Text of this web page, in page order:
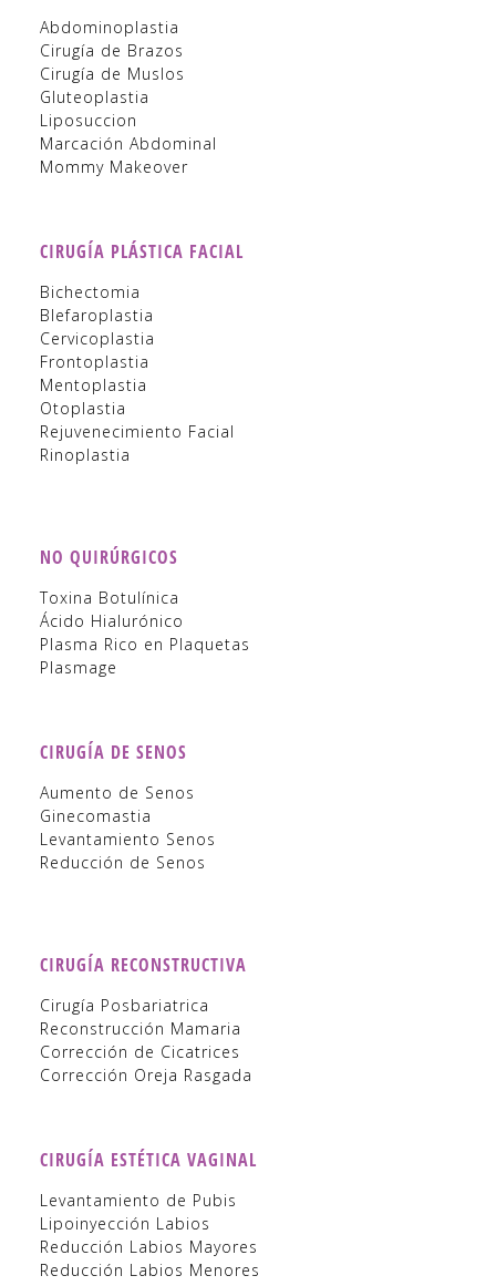
Abdominoplastia
Cirugía de Brazos
Cirugía de Muslos
Gluteoplastia
Liposuccion
Marcación Abdominal
Mommy Makeover
CIRUGÍA PLÁSTICA FACIAL
Bichectomia
Blefaroplastia
Cervicoplastia
Frontoplastia
Mentoplastia
Otoplastia
Rejuvenecimiento Facial
Rinoplastia
NO QUIRÚRGICOS
Toxina Botulínica
Ácido Hialurónico
Plasma Rico en Plaquetas
Plasmage
CIRUGÍA DE SENOS
Aumento de Senos
Ginecomastia
Levantamiento Senos
Reducción de Senos
CIRUGÍA RECONSTRUCTIVA
Cirugía Posbariatrica
Reconstrucción Mamaria
Corrección de Cicatrices
Corrección Oreja Rasgada
CIRUGÍA ESTÉTICA VAGINAL
Levantamiento de Pubis
Lipoinyección Labios
Reducción Labios Mayores
Reducción Labios Menores